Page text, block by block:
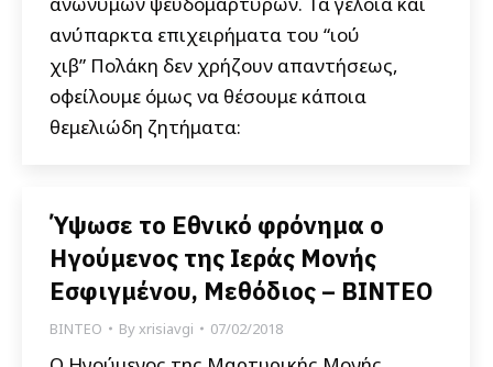
ανύπαρκτα επιχειρήματα του “ιού
χιβ” Πολάκη δεν χρήζουν απαντήσεως,
οφείλουμε όμως να θέσουμε κάποια
θεμελιώδη ζητήματα:
Ύψωσε το Εθνικό φρόνημα ο
Ηγούμενος της Ιεράς Μονής
Εσφιγμένου, Μεθόδιος – ΒΙΝΤΕΟ
ΒΙΝΤΕΟ Byxrisiavgi 07/02/2018